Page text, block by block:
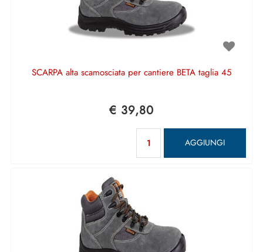
SCARPA alta scamosciata per cantiere BETA taglia 45
€ 39,80
AGGIUNGI